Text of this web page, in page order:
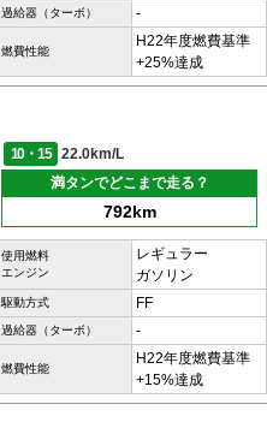
過給器（ターボ） -
燃費性能
H22年度燃費基準
+25%達成
10・15
22.0km/L
満タンでどこまで走る？
792km
使用燃料
エンジン
レギュラー
ガソリン
駆動方式 FF
過給器（ターボ） -
燃費性能
H22年度燃費基準
+15%達成